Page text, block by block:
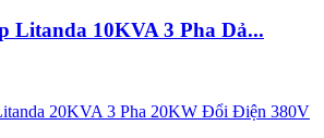
Litanda 10KVA 3 Pha Dả...